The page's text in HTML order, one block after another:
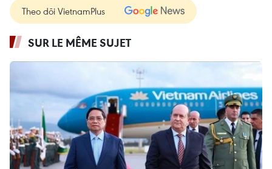
Theo dõi VietnamPlus
SUR LE MÊME SUJET